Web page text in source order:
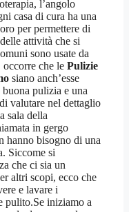
l’angolo
casa di cura ha una
per permettere di
attività che si
sono usate da
occorre che le Pulizie
siano anch’esse
pulizia e una
valutare nel dettaglio
sala della
in gergo
hanno bisogno di una
Siccome si
che ci sia un
altri scopi, ecco che
e lavare i
pulito.Se iniziamo a